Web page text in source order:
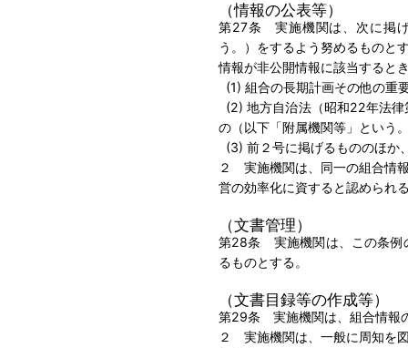
（情報の公表等）
第27条 実施機関は、次に掲
う。）をするよう努めるものと
情報が非公開情報に該当すると
(1) 組合の長期計画その他の重
(2) 地方自治法（昭和22年法
の（以下「附属機関等」という
(3) 前２号に掲げるもののほか
２ 実施機関は、同一の組合情
営の効率化に資すると認められ
（文書管理）
第28条 実施機関は、この条例
るものとする。
（文書目録等の作成等）
第29条 実施機関は、組合情報
２ 実施機関は、一般に周知を